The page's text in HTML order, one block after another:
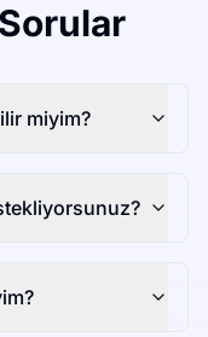
miyim?